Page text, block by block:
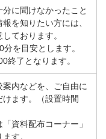
に聞けなかったこと
を知りたい方には、
ております。
を目安とします。
終了となります。
内などを、ご自由に
ます。（設置時間
資料配布コーナー」
す。